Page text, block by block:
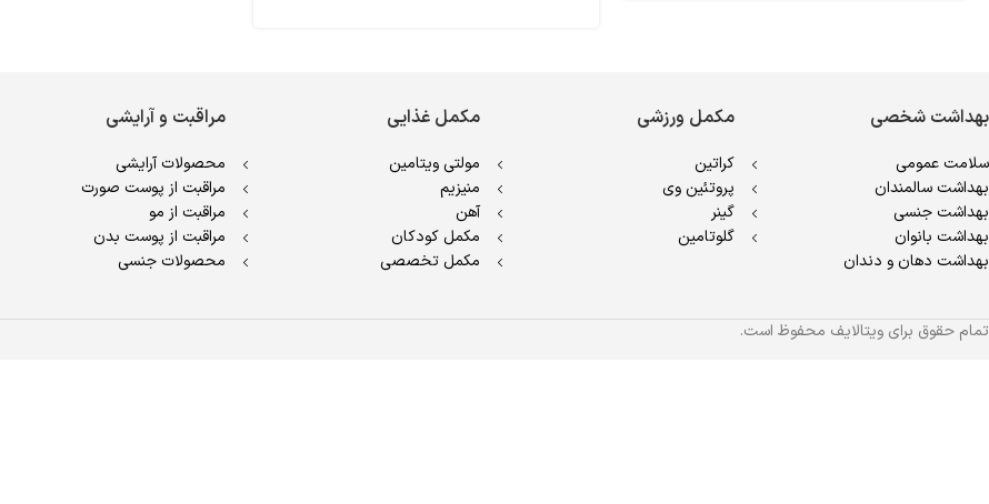
بهداشت شخصی
سلامت عمومی
بهداشت سالمندان
بهداشت جنسی
بهداشت بانوان
بهداشت دهان و دندان
مکمل ورزشی
کراتین
پروتئین وی
گینر
گلوتامین
مکمل غذایی
مولتی ویتامین
منیزیم
آهن
مکمل کودکان
مکمل تخصصی
مراقبت و آرایشی
محصولات آرایشی
مراقبت از پوست صورت
مراقبت از مو
مراقبت از پوست بدن
محصولات جنسی
تمام حقوق برای ویتالایف محفوظ است.